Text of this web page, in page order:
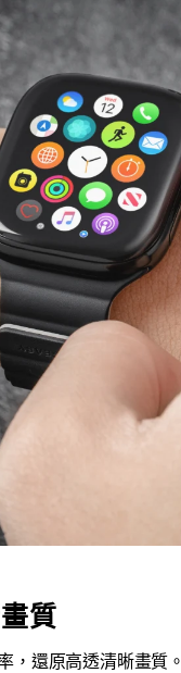
質
，還原高透清晰畫質。